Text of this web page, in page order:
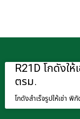
R21D โกดังใ
ตรม.
โกดังสำเร็จรูปให้เช่า